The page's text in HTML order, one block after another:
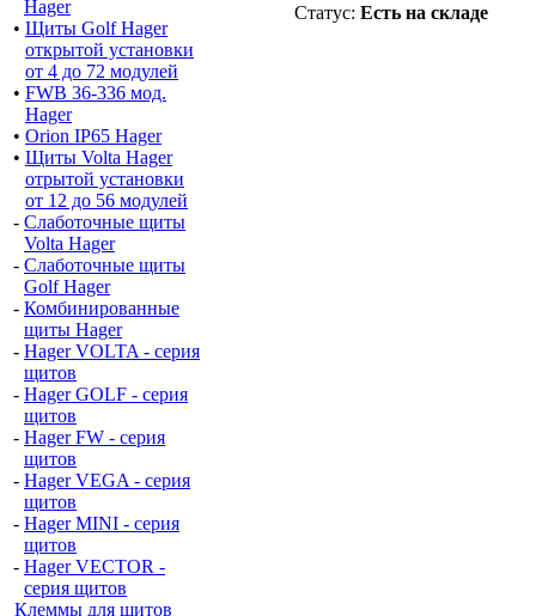
Hager
• Щиты Golf Hager
открытой установки
от 4 до 72 модулей
• FWB 36-336 мод.
Hager
• Orion IP65 Hager
• Щиты Volta Hager
отрытой установки
от 12 до 56 модулей
- Слаботочные щиты
Volta Hager
- Слаботочные щиты
Golf Hager
- Комбинированные
щиты Hager
- Hager VOLTA - серия
щитов
- Hager GOLF - серия
щитов
- Hager FW - серия
щитов
- Hager VEGA - серия
щитов
- Hager MINI - серия
щитов
- Hager VECTOR -
серия щитов
Клеммы для щитов
Статус: Есть на складе